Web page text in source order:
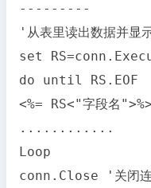
---------
'从表里读出数据并显
set
do until RS.EOF
<%= RS<"字段名">%>
............
Loop
conn.Close '关闭